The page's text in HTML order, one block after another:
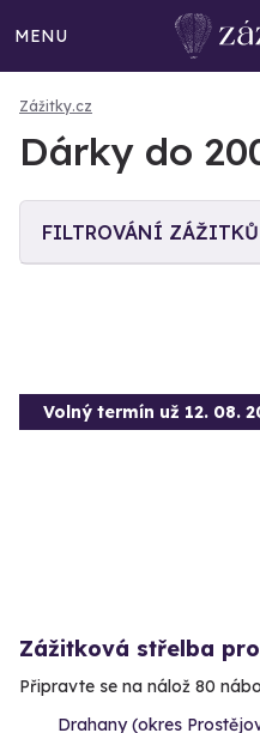
MENU
Zážitky.cz
Dárky do
FILTROVÁNÍ ZÁŽITKŮ
Volný termín už 12. 08.
Zážitková střelba
Připravte se na nálož 80
Drahany (okres